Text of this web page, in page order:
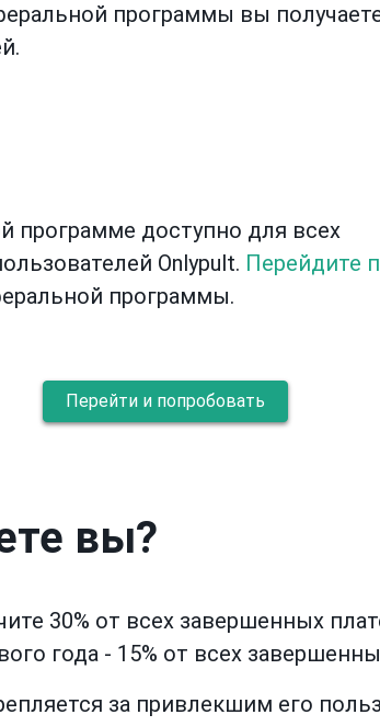
программы вы получаете
программе доступно для всех
Onlypult. Перейдите
программы.
Перейти и попробовать
вы?
30% от всех завершенных
года - 15% от всех
за привлекшим его